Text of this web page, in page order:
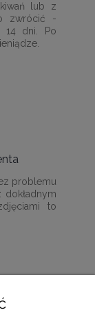
lub z
zwrócić -
14 dni. Po
problemu
to